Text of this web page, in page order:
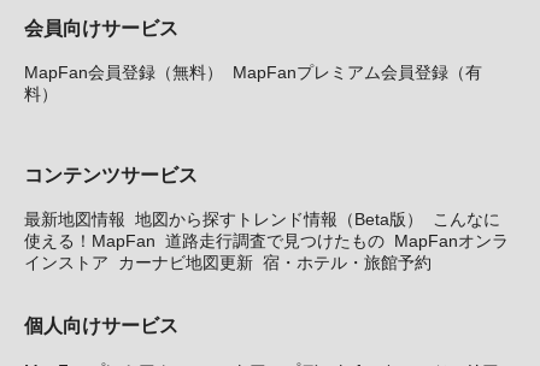
会員向けサービス
MapFan会員登録（無料）
MapFanプレミアム会員登録（有
料）
コンテンツサービス
最新地図情報 地図から探すトレンド情報（Beta版）
こんなに
使える！MapFan 道路走行調査で見つけたもの MapFanオンラ
インストア
カーナビ地図更新 宿・ホテル・旅館予約
個人向けサービス